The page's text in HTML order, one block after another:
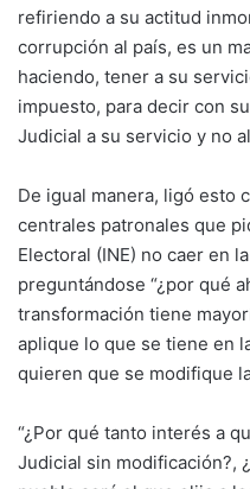
refiriendo a su actitud
corrupción al país, es un
haciendo, tener a su
impuesto, para decir con
Judicial a su servicio y no
De igual manera, ligó esto
centrales patronales que
Electoral (INE) no caer en
preguntándose “¿por qué
transformación tiene
aplique lo que se tiene en
quieren que se modifique
“¿Por qué tanto interés a
Judicial sin modificación?,